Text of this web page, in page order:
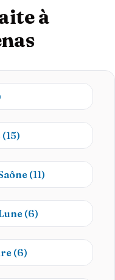
à
(15)
(11)
(6)
(6)